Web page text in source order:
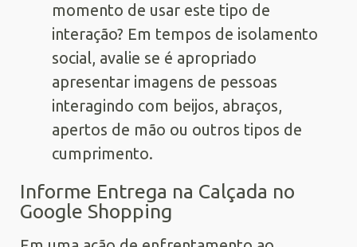
momento de usar este tipo de
interação? Em tempos de isolamento
social, avalie se é apropriado
apresentar imagens de pessoas
interagindo com beijos, abraços,
apertos de mão ou outros tipos de
cumprimento.
Informe Entrega na Calçada no
Google Shopping